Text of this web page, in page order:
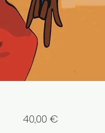
40,00 €Prix